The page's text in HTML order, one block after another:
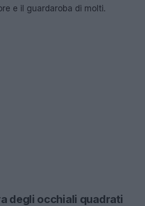
e il guardaroba di molti.
degli occhiali quadrati